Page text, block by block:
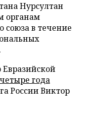
Нурсултан
органам
союза в течение
Евразийской
года
России Виктор